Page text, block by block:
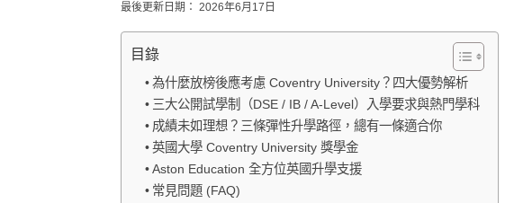
最後更新日期： 2026年6月17日
目錄
為什麼放榜後應考慮 Coventry University？四大優勢解析
三大公開試學制（DSE / IB / A-Level）入學要求與熱門學科
成績未如理想？三條彈性升學路徑，總有一條適合你
英國大學 Coventry University 獎學金
Aston Education 全方位英國升學支援
常見問題 (FAQ)